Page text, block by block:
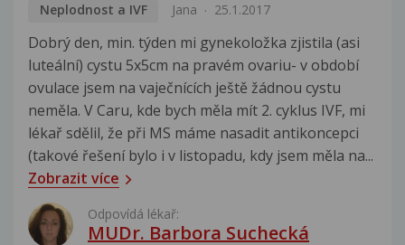
Neplodnost a IVF Jana 25.1.2017
Dobrý den, min. týden mi gynekoložka zjistila (asi
luteální) cystu 5x5cm na pravém ovariu- v období
ovulace jsem na vaječnících ještě žádnou cystu
neměla. V Caru, kde bych měla mít 2. cyklus IVF, mi
lékař sdělil, že při MS máme nasadit antikoncepci
(takové řešení bylo i v listopadu, kdy jsem měla na...
Zobrazit více
Odpovídá lékař:
MUDr. Barbora Suchecká